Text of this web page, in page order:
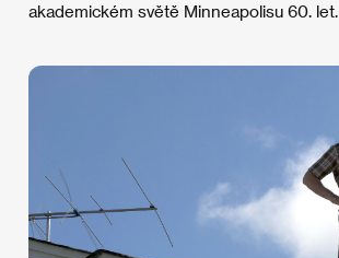
akademickém světě Minneapolisu 60. let.